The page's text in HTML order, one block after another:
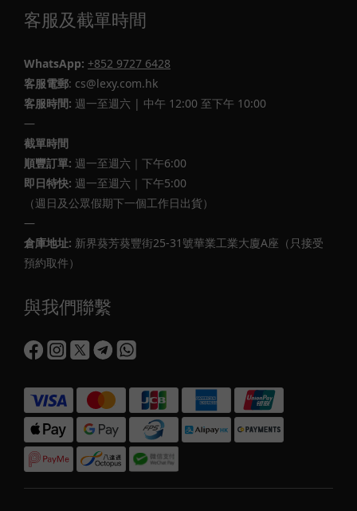
客服及截單時間
WhatsApp: +852 9727 6428
客服電郵: cs@lexy.com.hk
客服時間: 週一至週六 | 中午 12:00 至下午 10:00
—
截單時間
順豐訂單: 週一至週六｜下午6:00
即日特快: 週一至週六｜下午5:00
（週日及公眾假期下一個工作日出貨）
—
倉庫地址: 新界葵芳葵豐街25-31號華業工業大廈A座（只接受
預約取件）
與我們聯繫